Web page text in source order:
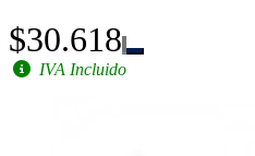
$30.618
IVA Incluido